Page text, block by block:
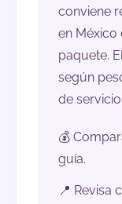
conviene
en
paquete.
según
de servicio.
💰
guía.
📍 Revisa